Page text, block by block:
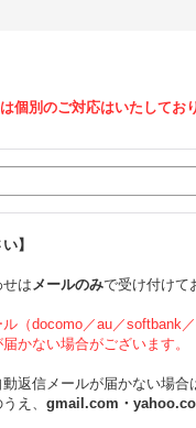
個別のご対応はいたしてお
】
はメールのみで受け付けて
（docomo／au／softbank／
かない場合がございます。
返信メールが届かない場合
え、 gmail.com・